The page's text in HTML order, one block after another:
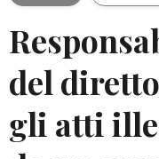
del
gli atti